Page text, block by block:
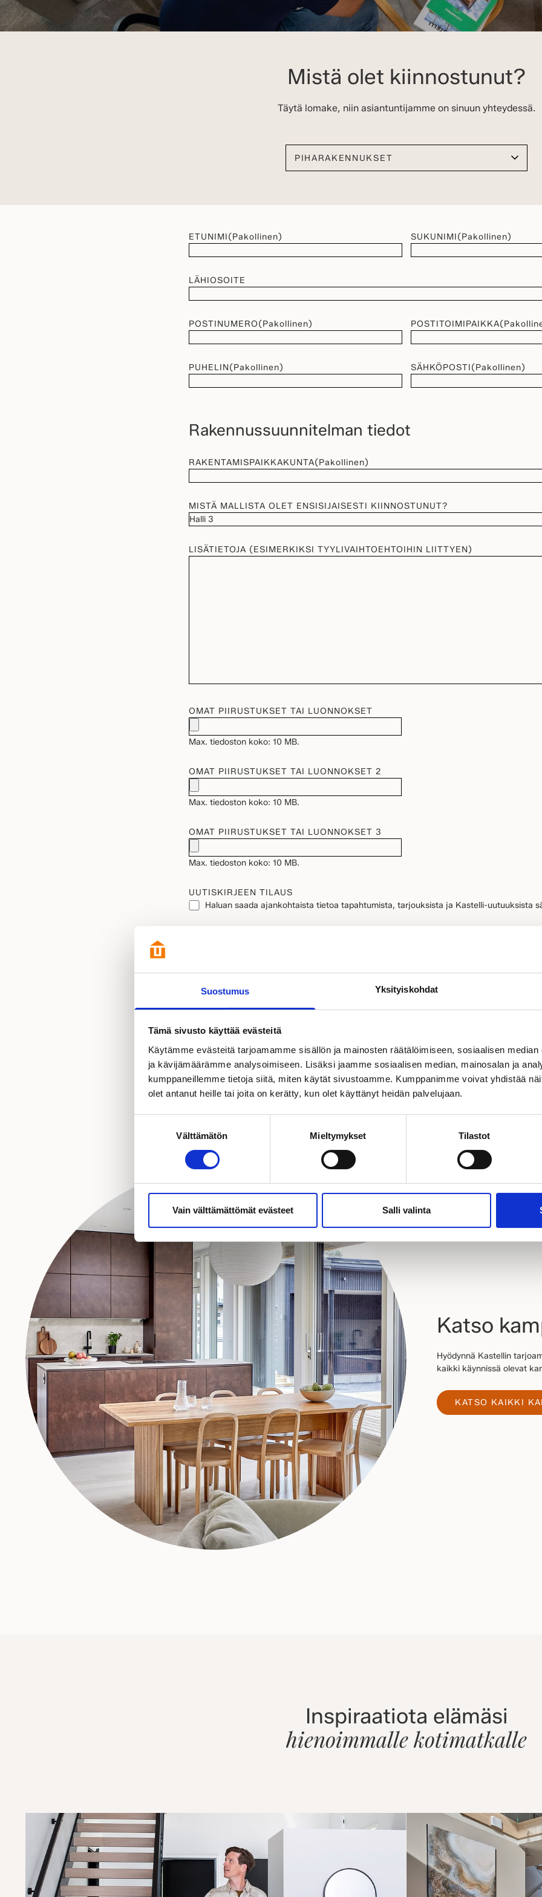
Suostumus Yksityiskohdat
Tämä sivusto käyttää evästeitä
Käytämme evästeitä tarjoamamme sisällön ja mainosten räätälöimiseen, sosiaalisen
ja kävijämäärämme analysoimiseen. Lisäksi jaamme sosiaalisen median, mainosalan ja
kumppaneillemme tietoja siitä, miten käytät sivustoamme. Kumppanimme voivat yhdistää
olet antanut heille tai joita on kerätty, kun olet käyttänyt heidän palvelujaan.
Välttämätön Mieltymykset Tilastot
Vain välttämättömät evästeet Salli valinta
Mistä olet kiinnostunut?
Täytä lomake, niin asiantuntijamme on sinuun yhteydessä.
ETUNIMI(Pakollinen) SUKUNIMI(Pakollinen)
LÄHIOSOITE
POSTINUMERO(Pakollinen) POSTITOIMIPAIKKA
PUHELIN(Pakollinen) SÄHKÖPOSTI(Pakollinen)
Rakennussuunnitelman tiedot
RAKENTAMISPAIKKAKUNTA(Pakollinen)
MISTÄ MALLISTA OLET ENSISIJAISESTI KIINNOSTUNUT?
LISÄTIETOJA (ESIMERKIKSI TYYLIVAIHTOEHTOIHIN LIITTYEN)
OMAT PIIRUSTUKSET TAI LUONNOKSET
Max. tiedoston koko: 10 MB.
OMAT PIIRUSTUKSET TAI LUONNOKSET 2
Max. tiedoston koko: 10 MB.
OMAT PIIRUSTUKSET TAI LUONNOKSET 3
Max. tiedoston koko: 10 MB.
UUTISKIRJEEN TILAUS
Haluan saada ajankohtaista tietoa tapahtumista, tarjouksista ja Kastelli-uutuuksista
Katso
Hyödynnä Kastellin
kaikki käynnissä olevat
KATSO KAIKKI
Inspiraatiota elämäsi
hienoimmalle kotimatkalle